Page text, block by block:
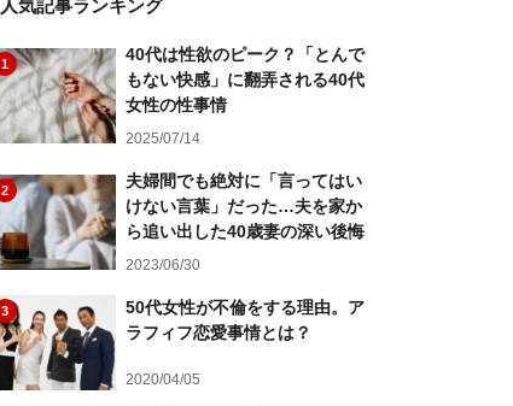
人気記事ランキング
1
40代は性欲のピーク？「とんで
もない快感」に翻弄される40代
女性の性事情
2025/07/14
2
夫婦間でも絶対に「言ってはい
けない言葉」だった…夫を家か
ら追い出した40歳妻の深い後悔
2023/06/30
3
50代女性が不倫をする理由。ア
ラフィフ恋愛事情とは？
2020/04/05